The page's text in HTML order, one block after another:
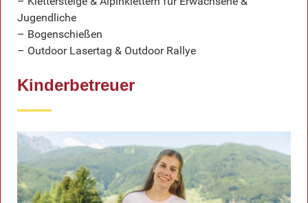
Jugendliche
– Bogenschießen
– Outdoor Lasertag & Outdoor Rallye
Kinderbetreuer